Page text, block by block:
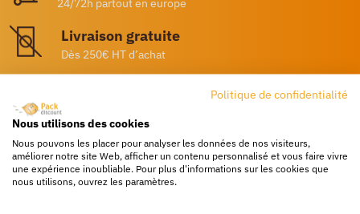
24/72h partout en europe
Livraison gratuite
Dès 250€ HT d’achat
Besoin d'aide ?
Un service client à votre écoute
Politique de confidentialité
Nous utilisons des cookies
Nous pouvons les placer pour analyser les données de nos visiteurs,
améliorer notre site Web, afficher un contenu personnalisé et vous faire vivre
une expérience inoubliable. Pour plus d'informations sur les cookies que
nous utilisons, ouvrez les paramètres.